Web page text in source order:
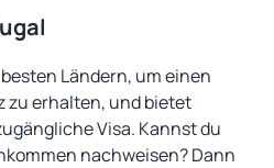
Ländern, um einen
zu erhalten, und bietet
Visa. Kannst du
nachweisen? Dann